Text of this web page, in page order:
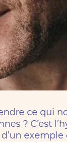
ce qui
? C’est